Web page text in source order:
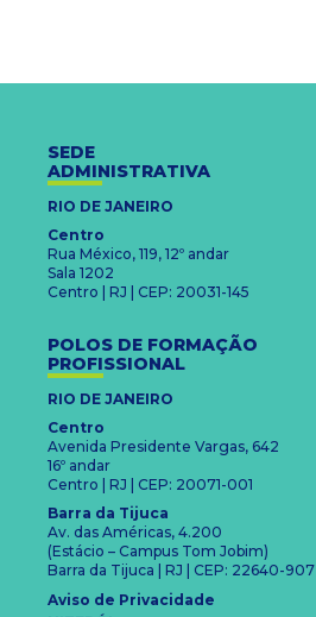
SEDE
ADMINISTRATIVA
RIO DE JANEIRO
Centro
Rua México, 119, 12º andar
Sala 1202
Centro | RJ | CEP: 20031-145
POLOS DE FORMAÇÃO
PROFISSIONAL
RIO DE JANEIRO
Centro
Avenida Presidente Vargas, 642
16º andar
Centro | RJ | CEP: 20071-001
Barra da Tijuca
Av. das Américas, 4.200
(Estácio – Campus Tom Jobim)
Barra da Tijuca | RJ | CEP: 22640-907
Aviso de Privacidade